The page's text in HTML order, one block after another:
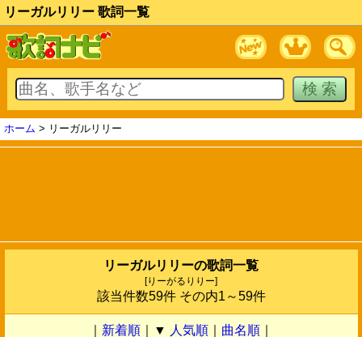
リーガルリリー 歌詞一覧
ホーム > リーガルリリー
リーガルリリーの歌詞一覧
[りーがるりりー]
該当件数59件 その内1～59件
新着順 ｜▼ 人気順 曲名順